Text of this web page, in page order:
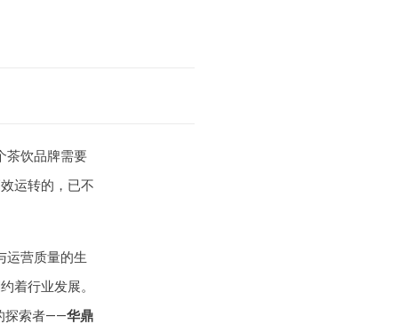
茶饮品牌需要
运转的，已不
运营质量的生
着行业发展。
探索者——华鼎